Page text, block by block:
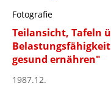
Fotografie
Teilansicht, Tafeln
gesund ernähren"
1987.12.